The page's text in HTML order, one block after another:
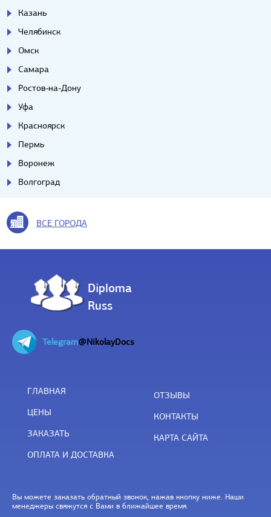
Казань
Челябинск
Омск
Самара
Ростов-на-Дону
Уфа
Красноярск
Пермь
Воронеж
Волгоград
ВСЕ ГОРОДА
Diploma
Russ
Telegram@NikolayDocs
ГЛАВНАЯ
ЦЕНЫ
ЗАКАЗАТЬ
ОПЛАТА И ДОСТАВКА
ОТЗЫВЫ
КОНТАКТЫ
КАРТА САЙТА
Вы можете заказать обратный звонок, нажав кнопку ниже. Наши
менеджеры свяжутся с Вами в ближайшее время.